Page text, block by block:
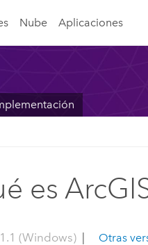
Nube Aplicaciones
es
(Windows) | Otras